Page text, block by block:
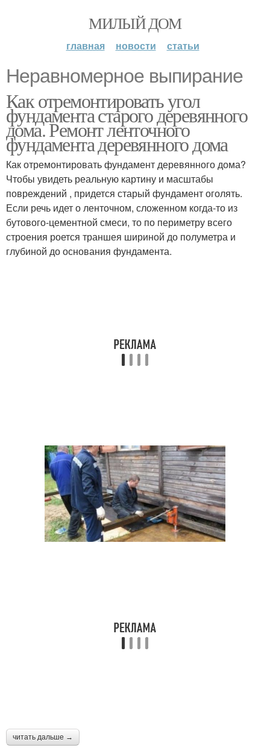
МИЛЫЙ ДОМ
главная новости статьи
Неравномерное выпирание
Как отремонтировать угол
фундамента старого деревянного
дома. Ремонт ленточного
фундамента деревянного дома
Как отремонтировать фундамент деревянного дома?
Чтобы увидеть реальную картину и масштабы
повреждений , придется старый фундамент оголять.
Если речь идет о ленточном, сложенном когда-то из
бутового-цементной смеси, то по периметру всего
строения роется траншея шириной до полуметра и
глубиной до основания фундамента.
читать дальше →